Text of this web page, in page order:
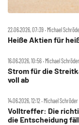
22.06.2026, 07:39 ‧ Michael
Heiße Aktien für
16.06.2026, 10:56 ‧ Michael Schröder
Strom für die
voll ab
14.06.2026, 12:12 ‧ Michael Schröder
Volltreffer: Die
die Entscheidung